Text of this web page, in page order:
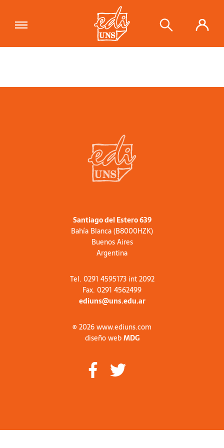
Santiago del Estero 639
Bahía Blanca (B8000HZK)
Buenos Aires
Argentina
Tel. 0291 4595173 int 2092
Fax. 0291 4562499
ediuns@uns.edu.ar
© 2026 www.ediuns.com
diseño webMDG